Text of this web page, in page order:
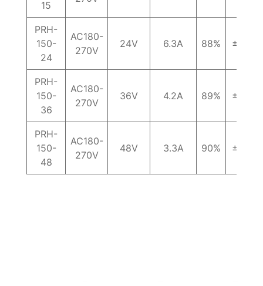
15
PRH-
150-
24
AC180-
270V
24V 6.3A 88% ±1%
PRH-
150-
36
AC180-
270V
36V 4.2A 89% ±1%
PRH-
150-
48
AC180-
270V
48V 3.3A 90% ±1%